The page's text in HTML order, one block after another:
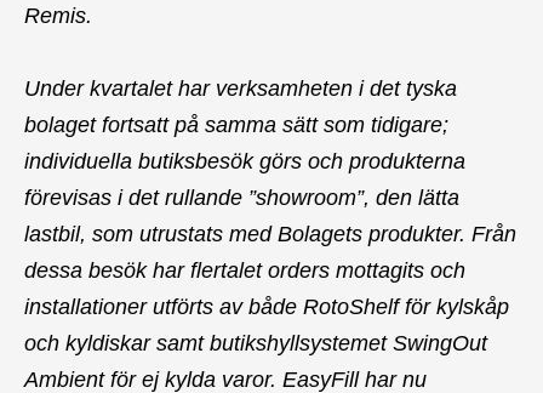
Remis.
Under kvartalet har verksamheten i det tyska
bolaget fortsatt på samma sätt som tidigare;
individuella butiksbesök görs och produkterna
förevisas i det rullande ”showroom”, den lätta
lastbil, som utrustats med Bolagets produkter. Från
dessa besök har flertalet orders mottagits och
installationer utförts av både RotoShelf för kylskåp
och kyldiskar samt butikshyllsystemet SwingOut
Ambient för ej kylda varor. EasyFill har nu